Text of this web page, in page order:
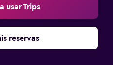
usar Trips
reservas